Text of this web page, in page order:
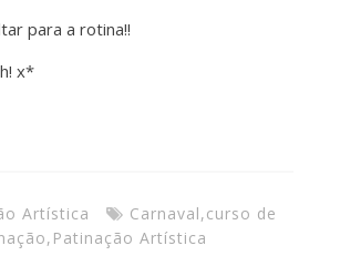
para a rotina!!
x*
Artística Carnaval,curso de
, Patinação Artística